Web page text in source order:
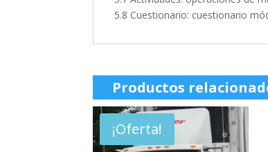
5.8 Cuestionario: cuestionario
Productos
¡Oferta!